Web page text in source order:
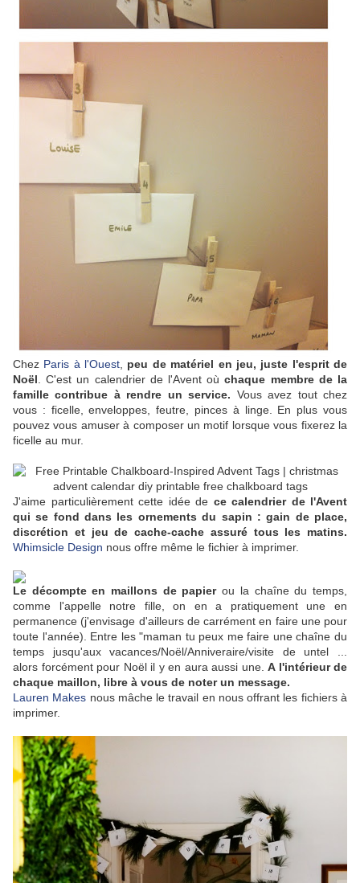
Chez Paris à l'Ouest
peu de matériel en jeu, juste l'esprit de
Noël . C'est un calendrier de l'Avent oùchaque membre de la
famille contribue à rendre un service. Vous avez tout chez
vous : ficelle, enveloppes, feutre, pinces à linge. En plus vous
pouvez vous amuser à composer un motif lorsque vous fixerez la
ficelle au mur.
J'aime particulièrement cette idée de ce calendrier de l'Avent
qui se fond dans les ornements du sapin : gain de place,
discrétion et jeu de cache-cache assuré tous les matins.
Whimsicle Design nous offre même le fichier à imprimer.
Le décompte en maillons de papierou la chaîne du temps,
comme l'appelle notre fille, on en a pratiquement une en
permanence (j'envisage d'ailleurs de carrément en faire une pour
toute l'année). Entre les "maman tu peux me faire une chaîne du
temps jusqu'aux vacances/Noël/Anniveraire/visite de untel ...
alors forcément pour Noël il y en aura aussi une. A l'intérieur de
chaque maillon, libre à vous de noter un message.
Lauren Makes nous mâche le travail en nous offrant les fichiers à
imprimer.